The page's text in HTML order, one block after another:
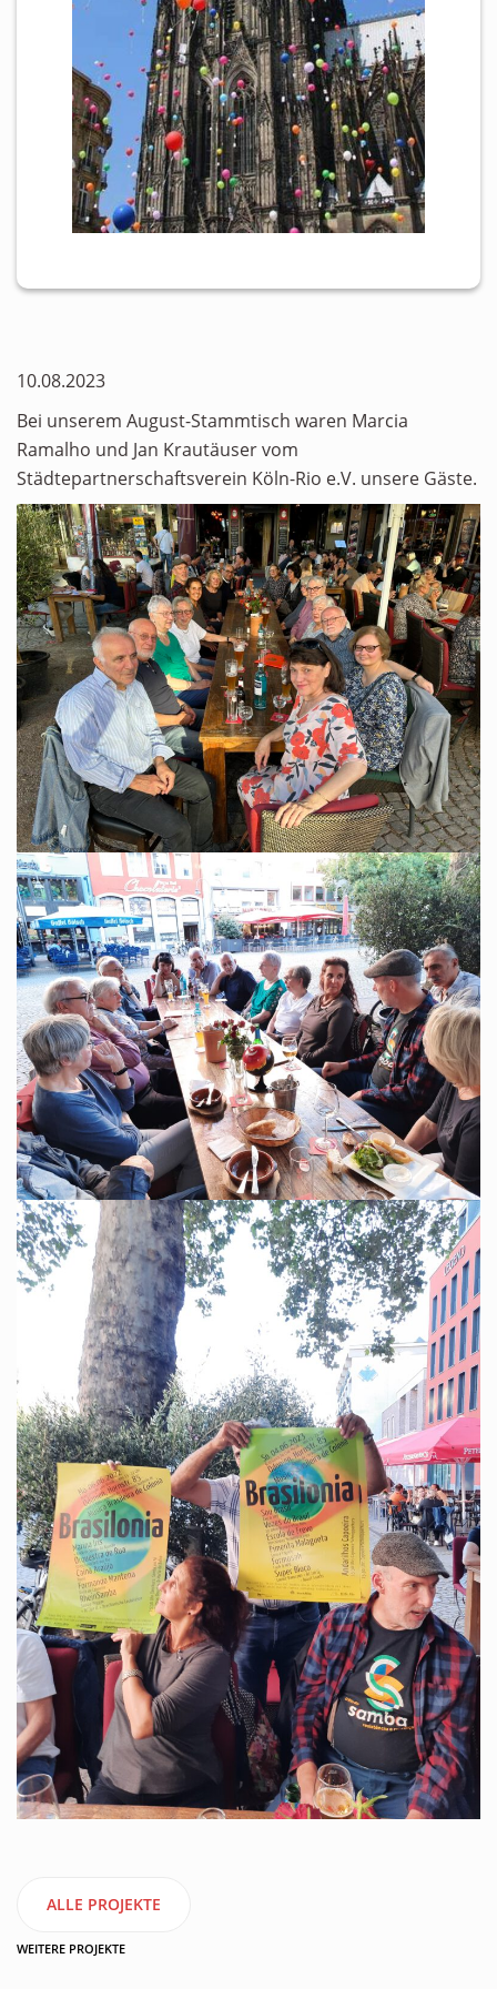
10.08.2023
Bei unserem August-Stammtisch waren Marcia
Ramalho und Jan Krautäuser vom
Städtepartnerschaftsverein Köln-Rio e.V. unsere Gäste.
ALLE PROJEKTE
WEITERE PROJEKTE